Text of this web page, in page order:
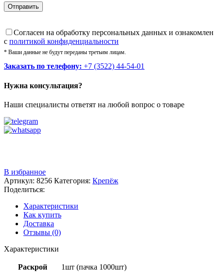
Cогласен на обработку персональных данных и ознакомлен
с политикой конфиденциальности
* Ваши данные не будут переданы третьим лицам.
Заказать по телефону: +7 (3522) 44-54-01
Нужна консультация?
Наши специалисты ответят на любой вопрос о товаре
В избранное
Артикул: 8256 Категория: Крепёж
Поделиться:
Характеристики
Как купить
Доставка
Отзывы (0)
Характеристики
Раскрой 1шт (пачка 1000шт)